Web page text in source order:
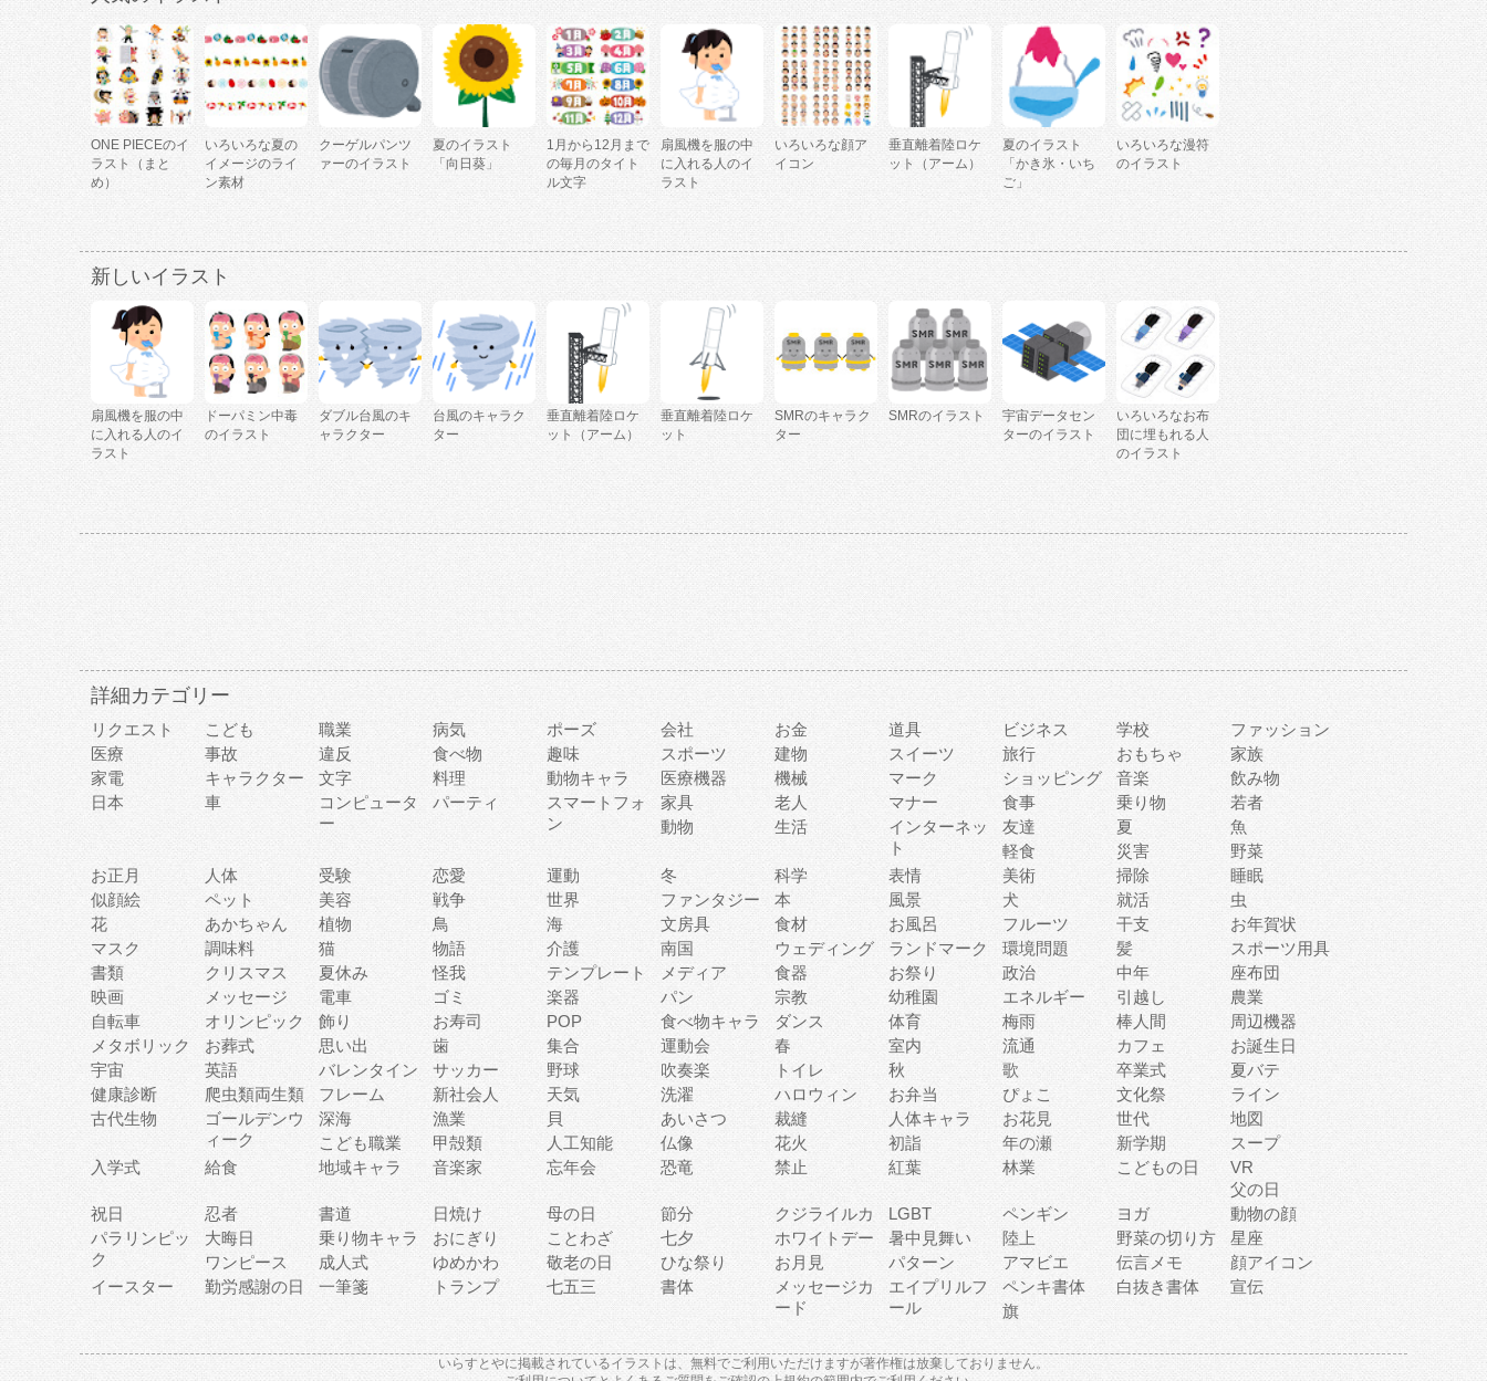
ONE PIECEのイ
ラスト（まと
め）
いろいろな夏の
イメージのライ
ン素材
クーゲルパンツ
ァーのイラスト
夏のイラスト
「向日葵」
1月から12月まで
の毎月のタイト
ル文字
扇風機を服の中
に入れる人のイ
ラスト
いろいろな顔ア
イコン
垂直離着陸ロケ
ット（アーム）
夏のイラスト
「かき氷・いち
ご」
いろいろな漫符
のイラスト
新しいイラスト
扇風機を服の中
に入れる人のイ
ラスト
ドーパミン中毒
のイラスト
ダブル台風のキ
ャラクター
台風のキャラク
ター
垂直離着陸ロケ
ット（アーム）
垂直離着陸ロケ
ット
SMRのキャラク
ター
SMRのイラスト
宇宙データセン
ターのイラスト
いろいろなお布
団に埋もれる人
のイラスト
詳細カテゴリー
リクエスト こども 職業 病気 ポーズ 会社 お金 道具 ビジネス 学校
ファッション
医療
事故 違反 食べ物 趣味 スポーツ 建物 スイーツ 旅行 おもちゃ
家族
家電
キャラクター 文字 料理 動物キャラ 医療機器 機械 マーク ショッピング 音楽
飲み物
日本
車
コンピュータ
ー
パーティ
スマートフォ
ン
家具 老人 マナー 食事 乗り物
若者
動物
生活
インターネッ
ト
友達 夏
魚
軽食
災害
野菜
お正月
人体 受験 恋愛 運動 冬 科学 表情 美術 掃除
睡眠
似顔絵
ペット 美容 戦争 世界 ファンタジー 本 風景 犬 就活
虫
花
あかちゃん 植物 鳥 海 文房具 食材 お風呂 フルーツ 干支
お年賀状
マスク
調味料 猫 物語 介護 南国 ウェディング ランドマーク 環境問題 髪
スポーツ用具
書類
クリスマス 夏休み 怪我 テンプレート メディア 食器 お祭り 政治 中年
座布団
映画
メッセージ 電車 ゴミ 楽器 パン 宗教 幼稚園 エネルギー 引越し
農業
自転車
オリンピック 飾り お寿司 POP 食べ物キャラ ダンス 体育 梅雨 棒人間
周辺機器
メタボリック
お葬式 思い出 歯 集合 運動会 春 室内 流通 カフェ
お誕生日
宇宙
英語 バレンタイン サッカー 野球 吹奏楽 トイレ 秋 歌 卒業式
夏バテ
健康診断
爬虫類両生類 フレーム 新社会人 天気 洗濯 ハロウィン お弁当 ぴょこ 文化祭
ライン
古代生物
ゴールデンウ
ィーク
深海 漁業 貝 あいさつ 裁縫 人体キャラ お花見 世代
地図
こども職業
甲殻類 人工知能 仏像 花火 初詣 年の瀬 新学期
スープ
入学式
給食 地域キャラ 音楽家 忘年会 恐竜 禁止 紅葉 林業 こどもの日
VR
父の日
祝日
忍者 書道 日焼け 母の日 節分 クジライルカ LGBT ペンギン ヨガ
動物の顔
パラリンピッ
ク
大晦日 乗り物キャラ おにぎり ことわざ 七夕 ホワイトデー 暑中見舞い 陸上 野菜の切り方
星座
ワンピース
成人式 ゆめかわ 敬老の日 ひな祭り お月見 パターン アマビエ 伝言メモ
顔アイコン
イースター
勤労感謝の日 一筆箋 トランプ 七五三 書体
メッセージカ
ード
エイプリルフ
ール
ペンキ書体 白抜き書体
宣伝
旗
いらすとやに掲載されているイラストは、無料でご利用いただけますが著作権は放棄しておりません。